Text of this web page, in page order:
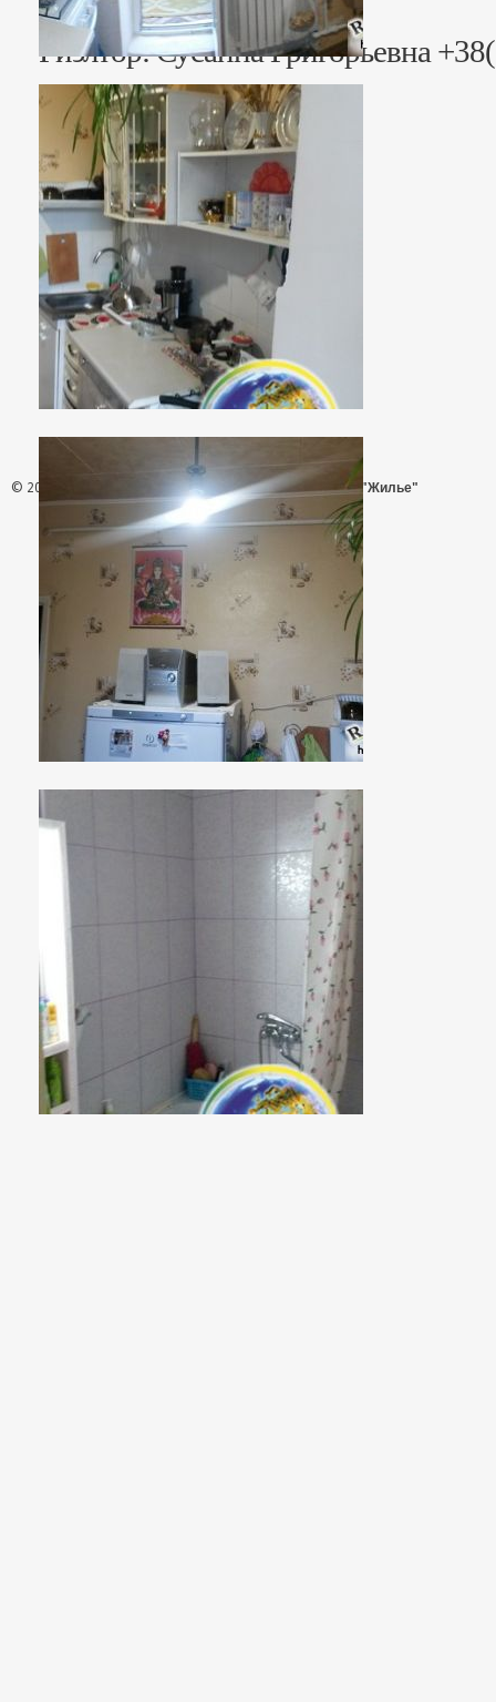
Риэлтор: Сусанна Григорьевна
© 2026 - АН "Жилье" ООО "Агентство Недвижимости "Жилье"